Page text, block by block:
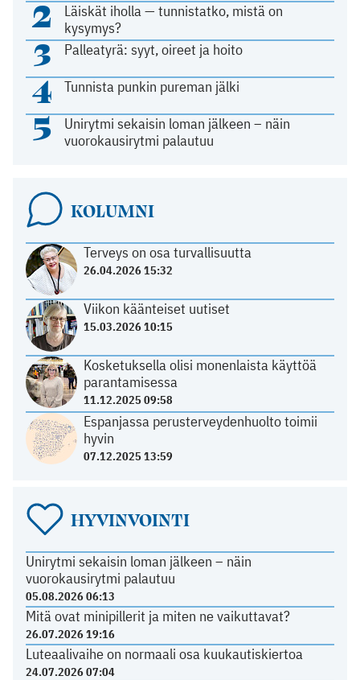
2
Läiskät iholla — tunnistatko, mistä on
kysymys?
3 Palleatyrä: syyt, oireet ja hoito
4 Tunnista punkin pureman jälki
5
Unirytmi sekaisin loman jälkeen – näin
vuorokausirytmi palautuu
KOLUMNI
Terveys on osa turvallisuutta
26.04.2026 15:32
Viikon käänteiset uutiset
15.03.2026 10:15
Kosketuksella olisi monenlaista käyttöä
parantamisessa
11.12.2025 09:58
Espanjassa perusterveydenhuolto toimii
hyvin
07.12.2025 13:59
HYVINVOINTI
Unirytmi sekaisin loman jälkeen – näin
vuorokausirytmi palautuu
05.08.2026 06:13
Mitä ovat minipillerit ja miten ne vaikuttavat?
26.07.2026 19:16
Luteaalivaihe on normaali osa kuukautiskiertoa
24.07.2026 07:04